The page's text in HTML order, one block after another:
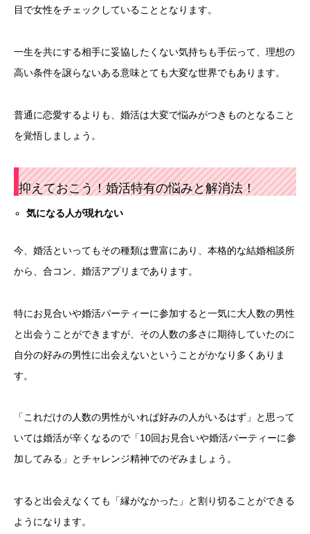
目で女性をチェックしていることとなります。
一生を共にする相手に妥協したくない気持ちも手伝って、理想の
高い条件を譲らないある意味とても大変な世界でもあります。
普通に恋愛するよりも、婚活は大変で悩みがつきものとなること
を覚悟しましょう。
抑えておこう！婚活特有の悩みと解消法！
気になる人が現れない
今、婚活といってもその種類は豊富にあり、本格的な結婚相談所
から、合コン、婚活アプリまであります。
特にお見合いや婚活パーティーに参加すると一気に大人数の男性
と出会うことができますが、その人数の多さに期待していたのに
自分の好みの男性に出会えないということがかなり多くありま
す。
「これだけの人数の男性がいれば好みの人がいるはず」と思って
いては婚活が辛くなるので「10回お見合いや婚活パーティーに参
加してみる」とチャレンジ精神でのぞみましょう。
すると出会えなくても「縁がなかった」と割り切ることができる
ようになります。